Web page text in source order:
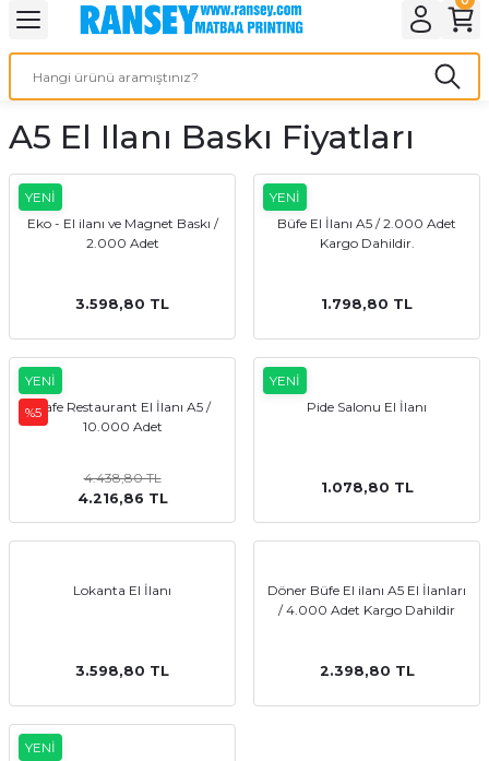
Geri Dön
Geri Dön
Kağıdı
Geri Dön
Geri Dön
Ürünleri
Geri Dön
Geri Dön
Geri Dön
A5 El Ilanı Baskı Fiyatları
YENİ
Eko - El ilanı ve Magnet Baskı /
2.000 Adet
3.598,80 TL
YENİ
Büfe El İlanı A5 / 2.000 Adet
Kargo Dahildir.
1.798,80 TL
YENİ
%5Cafe Restaurant El İlanı A5 /
10.000 Adet
4.438,80 TL
4.216,86 TL
YENİ
Pide Salonu El İlanı
1.078,80 TL
Lokanta El İlanı
3.598,80 TL
Döner Büfe El ilanı A5 El İlanları
/ 4.000 Adet Kargo Dahildir
2.398,80 TL
YENİ